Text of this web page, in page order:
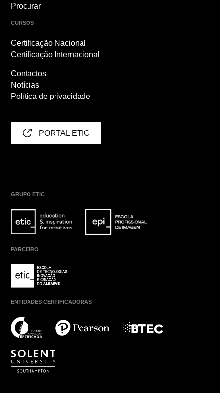
Procurar
CURSOS
Certificação Nacional
Certificação Internacional
Contactos
Notícias
Política de privacidade
PORTAL ETIC
GRUPO ETIC
PARCEIRO
ENTIDADES CERTIFICADORAS